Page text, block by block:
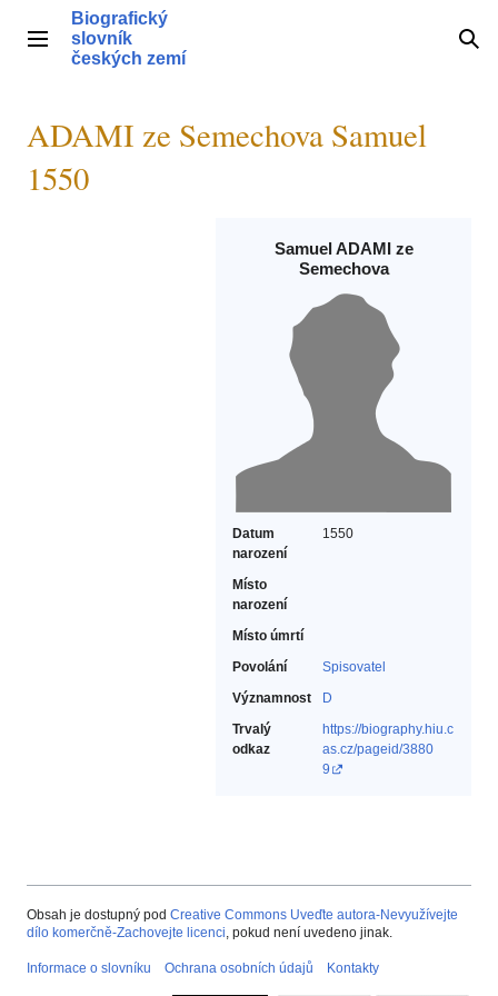
obsahHlavní menu
Biografický
slovník
českých zemí
ADAMI ze Semechova Samuel
1550
Samuel ADAMI ze
Semechova
Datum
narození
1550
Místo
narození
Místo úmrtí
Povolání
Spisovatel‎
Významnost
D
Trvalý
odkaz
https://biography.hiu.c
as.cz/pageid/3880
9
Obsah je dostupný pod Creative Commons Uveďte autora-Nevyužívejte
dílo komerčně-Zachovejte licenci, pokud není uvedeno jinak.
Informace o slovníku Ochrana osobních údajů Kontakty